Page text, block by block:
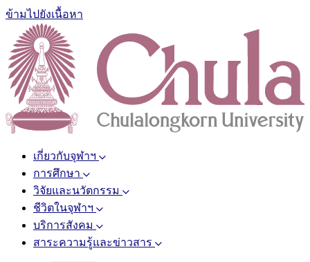
ข้ามไปยังเนื้อหา
เกี่ยวกับจุฬาฯ
การศึกษา
วิจัยและนวัตกรรม
ชีวิตในจุฬาฯ
บริการสังคม
สาระความรู้และข่าวสาร